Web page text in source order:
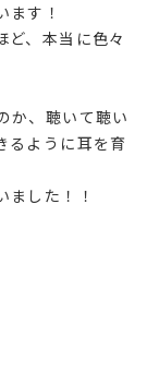
す！
ど、本当に色々
か、聴いて聴い
るように耳を育
した！！